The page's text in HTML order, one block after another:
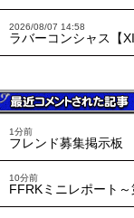
2026/08/07 14:58
ラバーコンシャス【
1分前
フレンド募集掲示板
10分前
FFRKミニレポート～